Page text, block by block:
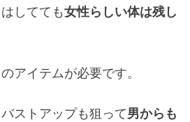
してても女性らしい体は残し
アイテムが必要です。
ストアップも狙って男からも